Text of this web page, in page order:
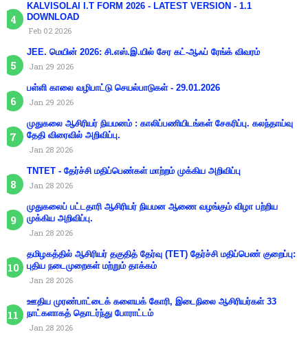
KALVISOLAI I.T FORM 2026 - LATEST VERSION - 1.1
DOWNLOAD
Feb 02 2026
JEE. மெயின் 2026: சி.எஸ்.இ.யில் சேர கட்-ஆஃப் ரேங்க் விவரம்
Jan 29 2026
பள்ளி காலை வழிபாட்டு செயல்பாடுகள் - 29.01.2026
Jan 29 2026
முதுகலை ஆசிரியர் நியமனம் : காலிப்பணியிடங்கள் சேகரிப்பு. கலந்தாய்வு
தேதி விரைவில் அறிவிப்பு.
Jan 28 2026
TNTET - தேர்ச்சி மதிப்பெண்கள் மாற்றம் முக்கிய அறிவிப்பு
Jan 28 2026
முதுகலைப் பட்டதாரி ஆசிரியர் நியமன ஆணை வழங்கும் விழா பற்றிய
முக்கிய அறிவிப்பு.
Jan 28 2026
தமிழகத்தில் ஆசிரியர் தகுதித் தேர்வு (TET) தேர்ச்சி மதிப்பெண் குறைப்பு:
புதிய நடைமுறைகள் மற்றும் தாக்கம்
Jan 28 2026
ஊதிய முரண்பாட்டைக் களையக் கோரி, இடைநிலை ஆசிரியர்கள் 33
நாட்களாகத் தொடர்ந்து போராட்டம்
Jan 28 2026